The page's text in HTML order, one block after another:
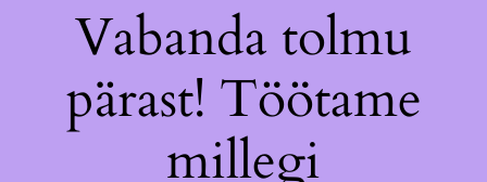
Vabanda tolmu
pärast! Töötame
millegi